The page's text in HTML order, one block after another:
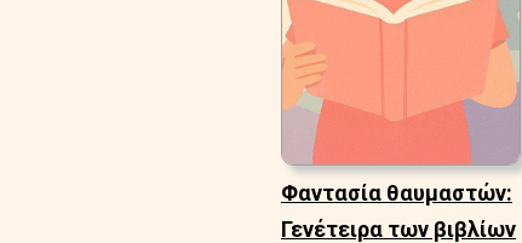
Φαντασία θαυμαστών:
Γενέτειρα των βιβλίων